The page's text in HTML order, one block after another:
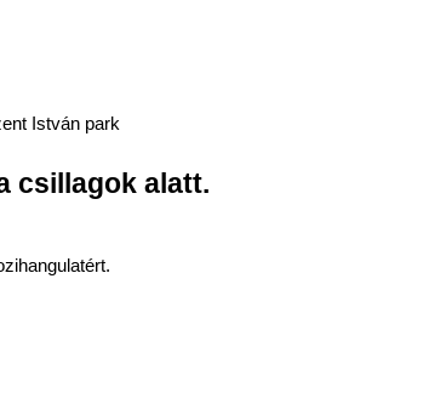
István park
csillagok alatt.